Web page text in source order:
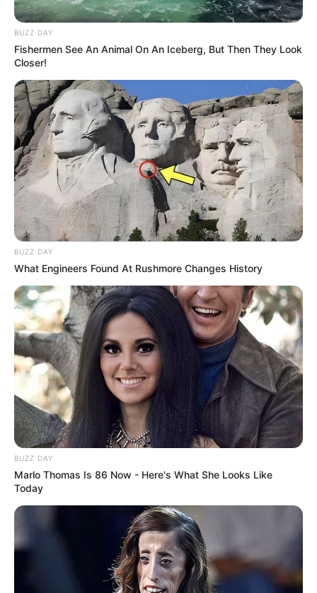
Ambyar! 10 Kalimat Baper
Pakai Bahasa Jawa Ini Bikin
Galau Abis
Fail! 10 Potret Makanan Gagal
Dimasak yang Bikin Kamu
Nggak Selera
10 Pose Manekin Anti
Mainstream yang Konyol
Banget
8 Kata Lucu Seputar Malam
Minggu ala Jomblo yang Bikin
BUZZ DAY
Fishermen See An Animal On An Iceberg, But Then They Look
Closer!
BUZZ DAY
What Engineers Found At Rushmore Changes History
BUZZ DAY
Marlo Thomas Is 86 Now - Here's What She Looks Like
Today